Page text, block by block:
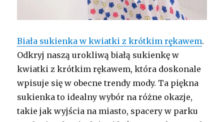
Biała sukienka w kwiatki z krótkim rękawem.
Odkryj naszą urokliwą białą sukienkę w
kwiatki z krótkim rękawem, która doskonale
wpisuje się w obecne trendy mody. Ta piękna
sukienka to idealny wybór na różne okazje,
takie jak wyjścia na miasto, spacery w parku